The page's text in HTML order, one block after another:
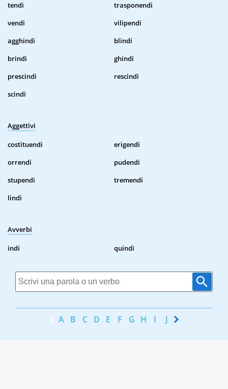
tendi
trasponendi
vendi
vilipendi
agghindi
blindi
brindi
ghindi
prescindi
rescindi
scindi
Aggettivi
costituendi
erigendi
orrendi
pudendi
stupendi
tremendi
lindi
Avverbi
indi quindi
A B C D E F G H I J K